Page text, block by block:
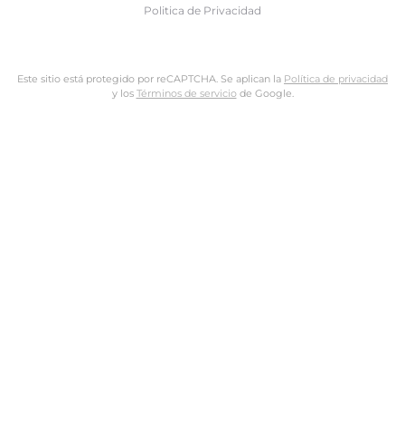
Politica de Privacidad
Este sitio está protegido por reCAPTCHA. Se aplican la Política de privacidad
y los Términos de serviciode Google.